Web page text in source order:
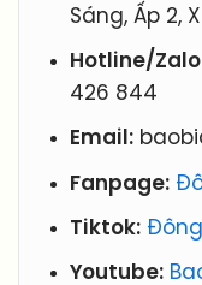
Sáng, Ấp 2,
Hotline/Zalo
426 844
Email:
Fanpage:
Tiktok: Đông
Youtube: